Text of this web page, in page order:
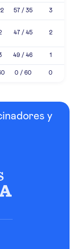
57 / 35 3
47 / 45 2
49 / 46 1
0 / 60 0
y